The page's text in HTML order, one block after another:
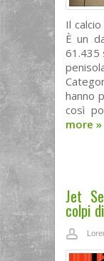
Il
È un
61.435
hanno
così
more »
Jet
colpi